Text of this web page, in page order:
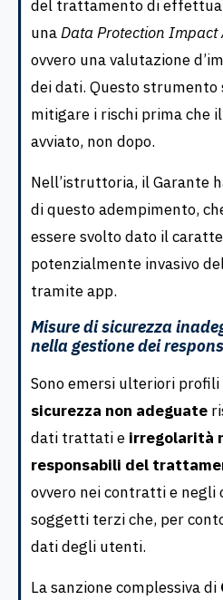
del trattamento di
unaData Protection Impact
ovvero una valutazione
dei dati. Questo strumento
mitigare i rischi prima che
avviato, non dopo.
Nell’istruttoria, il Garante
di questo adempimento,
essere svolto dato il
potenzialmente invasivo
tramite app.
Misure di sicurezza
nella gestione dei
Sono emersi ulteriori
sicurezza non adeguate
dati trattati e irregolarità
responsabili del
ovvero nei contratti e negli
soggetti terzi che, per
dati degli utenti.
La sanzione complessiva di